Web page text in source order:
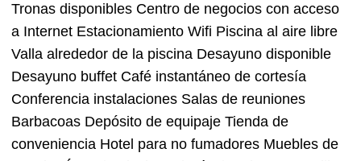
Tronas disponibles Centro de negocios con acceso
a Internet Estacionamiento Wifi Piscina al aire libre
Valla alrededor de la piscina Desayuno disponible
Desayuno buffet Café instantáneo de cortesía
Conferencia instalaciones Salas de reuniones
Barbacoas Depósito de equipaje Tienda de
conveniencia Hotel para no fumadores Muebles de